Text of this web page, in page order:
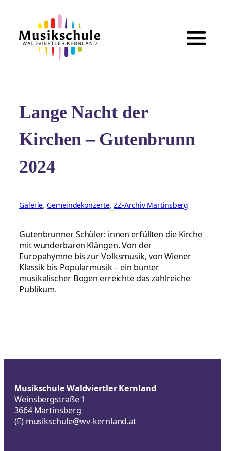
springen
Lange Nacht der
Kirchen – Gutenbrunn
2024
Galerie, Gemeindekonzerte, ZZ-Archiv Martinsberg
Gutenbrunner Schüler: innen erfüllten die Kirche
mit wunderbaren Klängen. Von der
Europahymne bis zur Volksmusik, von Wiener
Klassik bis Popularmusik – ein bunter
musikalischer Bogen erreichte das zahlreiche
Publikum.
Musikschule Waldviertler Kernland
Weinsbergstraße 1
3664 Martinsberg
(E) musikschule@wv-kernland.at